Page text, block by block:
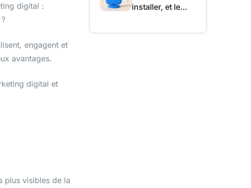
digital :
engagent et
avantages.
digital et
plus visibles de la
installer, et le
l’abonnement à